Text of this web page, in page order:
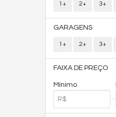
1+ 2+ 3+
GARAGENS
1+ 2+ 3+
FAIXA DE PREÇO
Mínimo